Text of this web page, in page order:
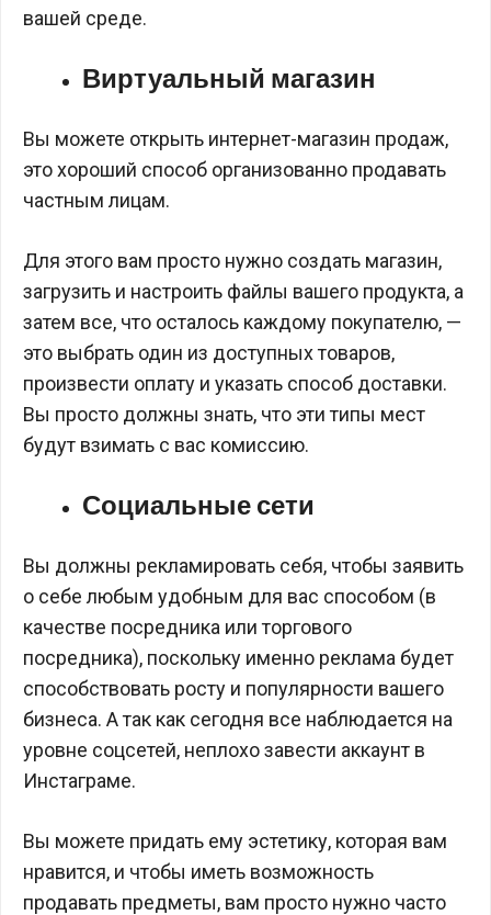
вашей среде.
Виртуальный магазин
Вы можете открыть интернет-магазин продаж,
это хороший способ организованно продавать
частным лицам.
Для этого вам просто нужно создать магазин,
загрузить и настроить файлы вашего продукта, а
затем все, что осталось каждому покупателю, —
это выбрать один из доступных товаров,
произвести оплату и указать способ доставки.
Вы просто должны знать, что эти типы мест
будут взимать с вас комиссию.
Социальные сети
Вы должны рекламировать себя, чтобы заявить
о себе любым удобным для вас способом (в
качестве посредника или торгового
посредника), поскольку именно реклама будет
способствовать росту и популярности вашего
бизнеса. А так как сегодня все наблюдается на
уровне соцсетей, неплохо завести аккаунт в
Инстаграме.
Вы можете придать ему эстетику, которая вам
нравится, и чтобы иметь возможность
продавать предметы, вам просто нужно часто